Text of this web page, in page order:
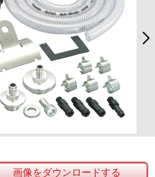
画像をダウンロードする